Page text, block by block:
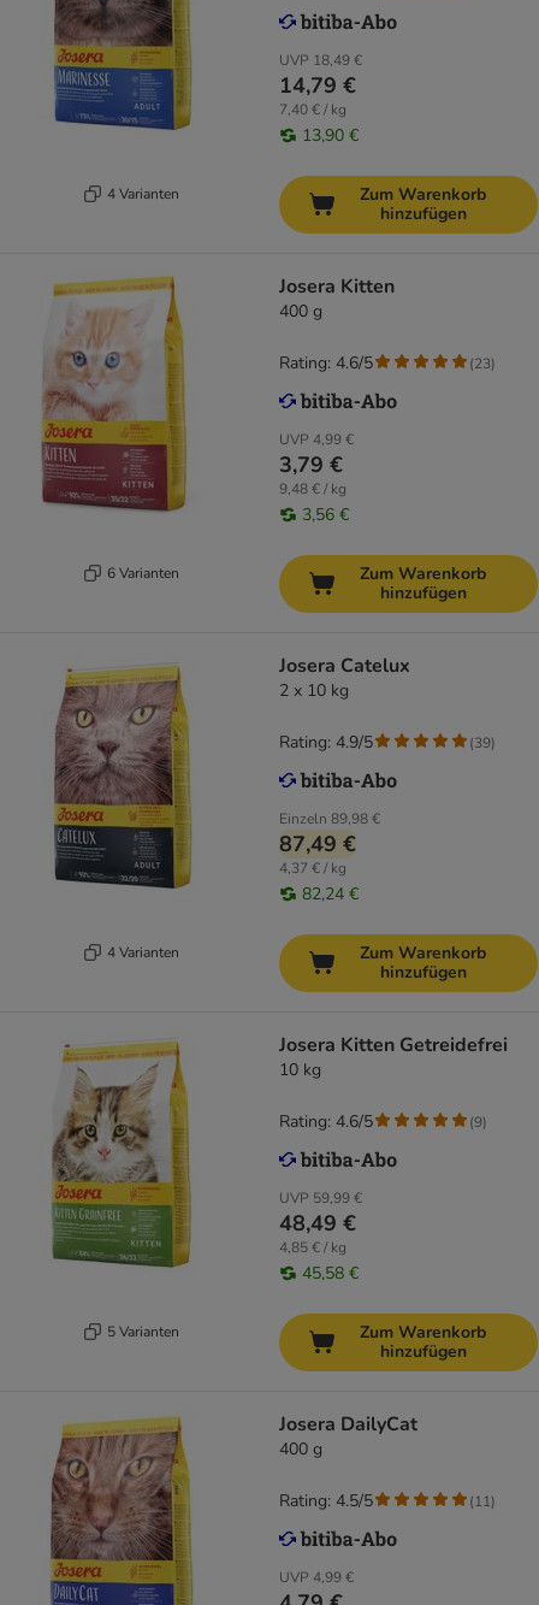
4 Varianten
UVP 18,49 €
14,79 €
7,40 € / kg
13,90 €
Zum Warenkorb
hinzufügen
6 Varianten
Josera Kitten
400 g
UVP 4,99 €
3,79 €
9,48 € / kg
3,56 €
Rating: 4.6/5 (23)
Zum Warenkorb
hinzufügen
4 Varianten
Josera Catelux
2 x 10 kg
Einzeln 89,98 €
87,49 €
4,37 € / kg
82,24 €
Rating: 4.9/5 (39)
Zum Warenkorb
hinzufügen
5 Varianten
Josera Kitten Getreidefrei
10 kg
UVP 59,99 €
48,49 €
4,85 € / kg
45,58 €
Rating: 4.6/5 (9)
Zum Warenkorb
hinzufügen
Josera DailyCat
400 g
UVP 4,99 €
Rating: 4.5/5 (11)